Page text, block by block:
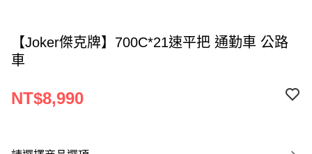
【Joker傑克牌】700C*21速平把 通勤車 公路
車
NT$8,990